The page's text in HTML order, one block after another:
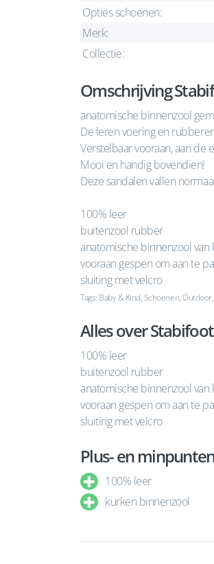
Opties schoenen:
Merk:
Collectie:
Omschrijving
anatomische binnenzool
De leren voering en
Verstelbaar vooraan, aan de
Mooi en handig bovendien!
Deze sandalen vallen
100% leer
buitenzool rubber
anatomische binnenzool van
vooraan gespen om aan te
sluiting met velcro
Tags: Baby & Kind, Schoenen,
Alles over
100% leer
buitenzool rubber
anatomische binnenzool van
vooraan gespen om aan te
sluiting met velcro
Plus- en
100% leer
kurken binnenzool